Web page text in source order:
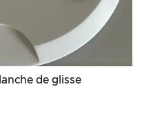
de glisse